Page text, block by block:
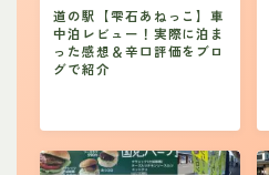
道の駅【雫石あねっこ】車
中泊レビュー！実際に泊ま
った感想＆辛口評価をブロ
グで紹介